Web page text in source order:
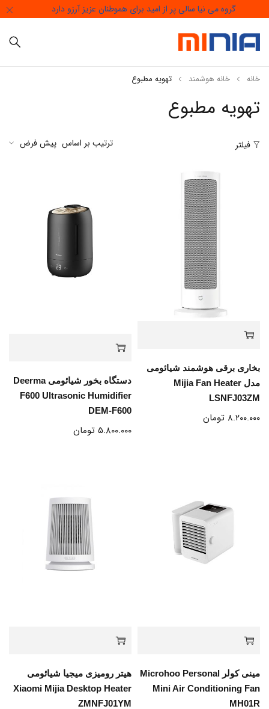
گروه می نیا سالی پر از امید برای هموطنان عزیز آرزو دارد
تهویه مطبوع
خانه خانه هوشمند تهویه مطبوع
فیلتر ترتیب بر اساس پیش فرض
بخاری برقی هوشمند شیائومی
مدل Mijia Fan Heater
LSNFJ03ZM
۸.۲۰۰.۰۰۰ تومان
دستگاه بخور شیائومی Deerma
F600 Ultrasonic Humidifier
DEM-F600
۵.۸۰۰.۰۰۰ تومان
مینی کولر Microhoo Personal
Mini Air Conditioning Fan
MH01R
هیتر رومیزی میجیا شیائومی
Xiaomi Mijia Desktop Heater
ZMNFJ01YM